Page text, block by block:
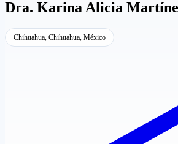
Dra. Karina Alicia
Chihuahua, Chihuahua, México